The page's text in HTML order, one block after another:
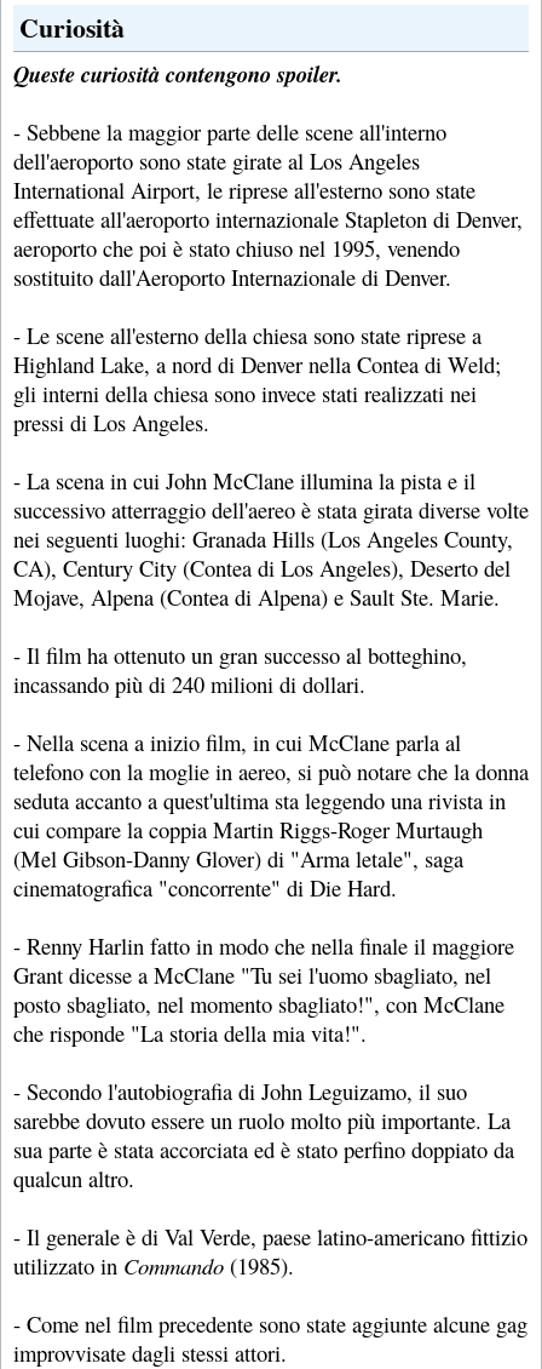
Curiosità
Queste curiosità contengono spoiler.
- Sebbene la maggior parte delle scene all'interno
dell'aeroporto sono state girate al Los Angeles
International Airport, le riprese all'esterno sono state
effettuate all'aeroporto internazionale Stapleton di Denver,
aeroporto che poi è stato chiuso nel 1995, venendo
sostituito dall'Aeroporto Internazionale di Denver.
- Le scene all'esterno della chiesa sono state riprese a
Highland Lake, a nord di Denver nella Contea di Weld;
gli interni della chiesa sono invece stati realizzati nei
pressi di Los Angeles.
- La scena in cui John McClane illumina la pista e il
successivo atterraggio dell'aereo è stata girata diverse volte
nei seguenti luoghi: Granada Hills (Los Angeles County,
CA), Century City (Contea di Los Angeles), Deserto del
Mojave, Alpena (Contea di Alpena) e Sault Ste. Marie.
- Il film ha ottenuto un gran successo al botteghino,
incassando più di 240 milioni di dollari.
- Nella scena a inizio film, in cui McClane parla al
telefono con la moglie in aereo, si può notare che la donna
seduta accanto a quest'ultima sta leggendo una rivista in
cui compare la coppia Martin Riggs-Roger Murtaugh
(Mel Gibson-Danny Glover) di "Arma letale", saga
cinematografica "concorrente" di Die Hard.
- Renny Harlin fatto in modo che nella finale il maggiore
Grant dicesse a McClane "Tu sei l'uomo sbagliato, nel
posto sbagliato, nel momento sbagliato!", con McClane
che risponde "La storia della mia vita!".
- Secondo l'autobiografia di John Leguizamo, il suo
sarebbe dovuto essere un ruolo molto più importante. La
sua parte è stata accorciata ed è stato perfino doppiato da
qualcun altro.
- Il generale è di Val Verde, paese latino-americano fittizio
utilizzato in Commando (1985).
- Come nel film precedente sono state aggiunte alcune gag
improvvisate dagli stessi attori.